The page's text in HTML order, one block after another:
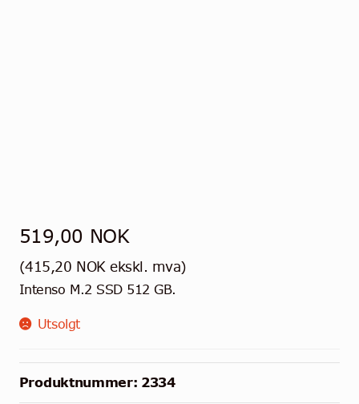
519,00 NOK
(415,20 NOKekskl. mva)
Intenso M.2 SSD 512 GB.
Utsolgt
Produktnummer: 2334